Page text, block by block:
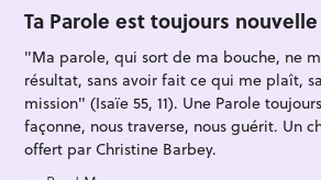
O
R
E
Ta Parole est toujours nouvelle
"Ma parole, qui sort de ma bouche, ne
résultat, sans avoir fait ce qui me plaît,
mission" (Isaïe 55, 11). Une Parole
façonne, nous traverse, nous guérit. Un
offert par Christine Barbey.